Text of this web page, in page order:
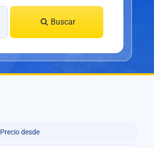
Buscar
Precio desde